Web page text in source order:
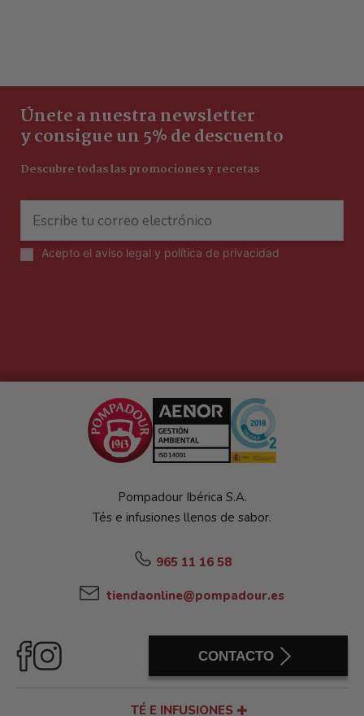
Únete a nuestra newsletter
y consigue un 5% de descuento
Descubre todas las promociones y recetas
Acepto el aviso legal y política de privacidad
Pompadour Ibérica S.A.
Tés e infusiones llenos de sabor.
965 11 16 58
tiendaonline@pompadour.es
CONTACTO
TÉ E INFUSIONES